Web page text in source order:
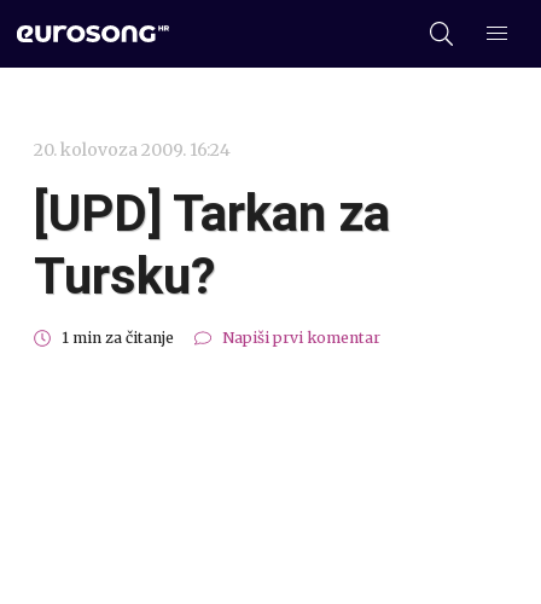
20. kolovoza 2009. 16:24
[UPD] Tarkan za
Tursku?
1 min za čitanje Napiši prvi komentar